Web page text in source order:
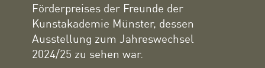
Förderpreises der Freunde der
Kunstakademie Münster, dessen
Ausstellung zum Jahreswechsel
2024/25 zu sehen war.